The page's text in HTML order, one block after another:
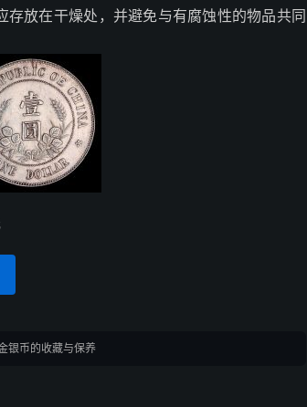
放在干燥处，并避免与有腐蚀性的物品共同
银币的收藏与保养